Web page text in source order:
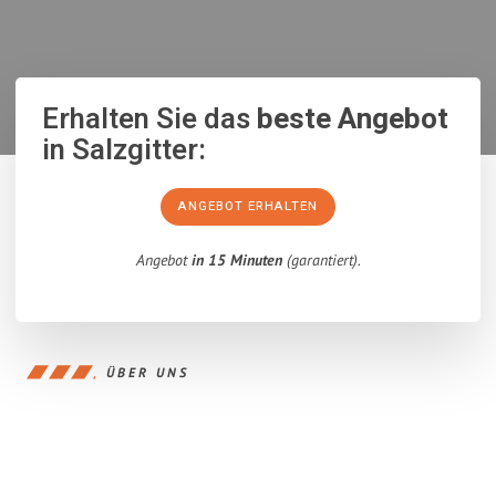
Erhalten Sie dasbeste Angebot
in Salzgitter:
ANGEBOT ERHALTEN
Angebotin 15 Minuten(garantiert).
ÜBER UNS